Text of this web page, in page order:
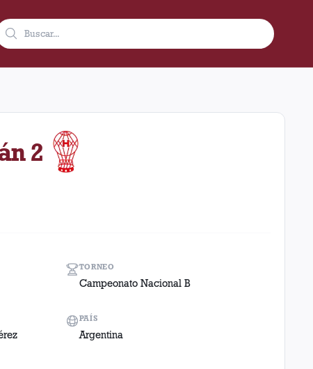
en condición de local en el estadio Ciudad De Lanús -
2
TORNEO
Campeonato Nacional B
PAÍS
Argentina